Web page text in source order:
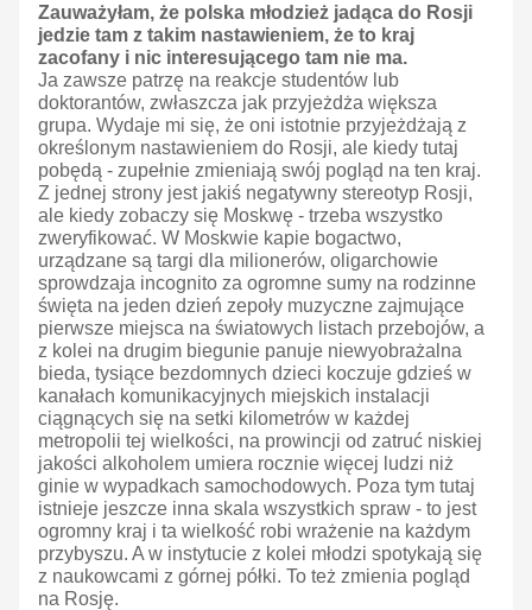
Zauważyłam, że polska młodzież jadąca do Rosji
jedzie tam z takim nastawieniem, że to kraj
zacofany i nic interesującego tam nie ma.
Ja zawsze patrzę na reakcje studentów lub
doktorantów, zwłaszcza jak przyjeżdża większa
grupa. Wydaje mi się, że oni istotnie przyjeżdżają z
określonym nastawieniem do Rosji, ale kiedy tutaj
pobędą - zupełnie zmieniają swój pogląd na ten kraj.
Z jednej strony jest jakiś negatywny stereotyp Rosji,
ale kiedy zobaczy się Moskwę - trzeba wszystko
zweryfikować. W Moskwie kapie bogactwo,
urządzane są targi dla milionerów, oligarchowie
sprowdzaja incognito za ogromne sumy na rodzinne
święta na jeden dzień zepoły muzyczne zajmujące
pierwsze miejsca na światowych listach przebojów, a
z kolei na drugim biegunie panuje niewyobrażalna
bieda, tysiące bezdomnych dzieci koczuje gdzieś w
kanałach komunikacyjnych miejskich instalacji
ciągnących się na setki kilometrów w każdej
metropolii tej wielkości, na prowincji od zatruć niskiej
jakości alkoholem umiera rocznie więcej ludzi niż
ginie w wypadkach samochodowych. Poza tym tutaj
istnieje jeszcze inna skala wszystkich spraw - to jest
ogromny kraj i ta wielkość robi wrażenie na każdym
przybyszu. A w instytucie z kolei młodzi spotykają się
z naukowcami z górnej półki. To też zmienia pogląd
na Rosję.